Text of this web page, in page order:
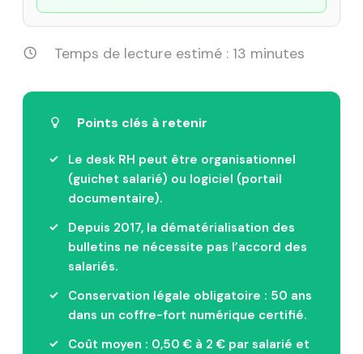
Temps de lecture estimé : 13 minutes
Points clés à retenir
Le desk RH peut être organisationnel
(guichet salarié) ou logiciel (portail
documentaire).
Depuis 2017, la dématérialisation des
bulletins ne nécessite pas l’accord des
salariés.
Conservation légale obligatoire : 50 ans
dans un coffre-fort numérique certifié.
Coût moyen : 0,50 € à 2 € par salarié et